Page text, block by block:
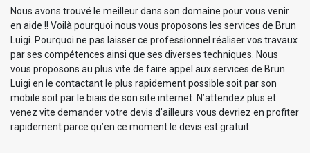
Nous avons trouvé le meilleur dans son domaine pour vous venir
en aide !! Voilà pourquoi nous vous proposons les services de Brun
Luigi. Pourquoi ne pas laisser ce professionnel réaliser vos travaux
par ses compétences ainsi que ses diverses techniques. Nous
vous proposons au plus vite de faire appel aux services de Brun
Luigi en le contactant le plus rapidement possible soit par son
mobile soit par le biais de son site internet. N’attendez plus et
venez vite demander votre devis d’ailleurs vous devriez en profiter
rapidement parce qu’en ce moment le devis est gratuit.